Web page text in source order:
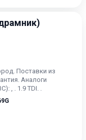
Поставки из
Аналоги
, . 1.9 TDI. .